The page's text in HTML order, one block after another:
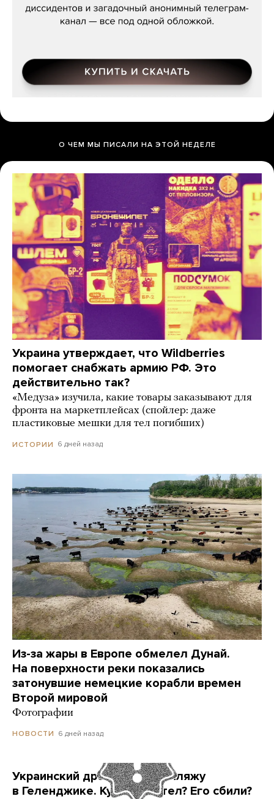
О ЧЕМ МЫ ПИСАЛИ НА ЭТОЙ НЕДЕЛЕ
Украина утверждает, что Wildberries
помогает снабжать армию РФ. Это
действительно так?
«Медуза» изучила, какие товары заказывают для
фронта на маркетплейсах (спойлер: даже
пластиковые мешки для тел погибших)
ИСТОРИИ 6 дней назад
Из-за жары в Европе обмелел Дунай.
На поверхности реки показались
затонувшие немецкие корабли времен
Второй мировой
Фотографии
НОВОСТИ 6 дней назад
Украинский дрон попал по пляжу
в Геленджике. Куда он летел? Его сбили?